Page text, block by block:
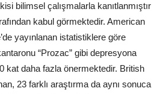
bilimsel çalışmalarla kanıtlanmıştır
kabul görmektedir. American
yayınlanan istatistiklere göre
“Prozac” gibi depresyona
kat daha fazla önermektedir. British
23 farklı araştırma da aynı sonuca